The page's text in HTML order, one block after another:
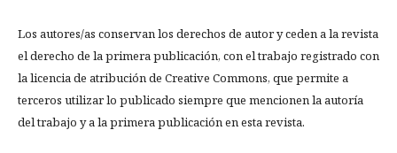
Los autores/as conservan los derechos de autor y ceden a la revista
el derecho de la primera publicación, con el trabajo registrado con
la licencia de atribución de Creative Commons, que permite a
terceros utilizar lo publicado siempre que mencionen la autoría
del trabajo y a la primera publicación en esta revista.